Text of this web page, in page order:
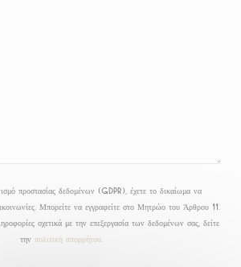
προστασίας δεδομένων (GDPR), έχετε το δικαίωμα να
Μπορείτε να εγγραφείτε στο Μητρώο του Άρθρου 11:
σχετικά με την επεξεργασία των δεδομένων σας, δείτε
την πολιτική απορρήτου.